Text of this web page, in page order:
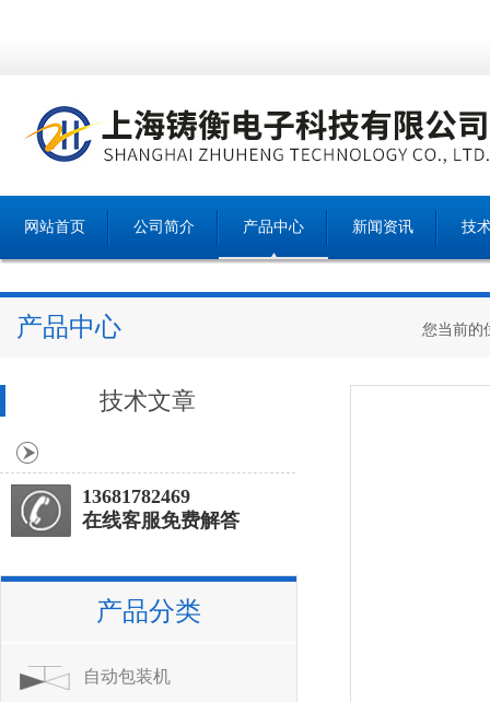
网站首页 公司简介 产品中心 新闻资讯 技
产品中心 您当前的
技术文章
13681782469
在线客服免费解答
产品分类
自动包装机